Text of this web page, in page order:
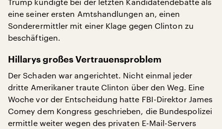
eine seiner ersten Amtshandlungen an, einen
Sonderermittler mit einer Klage gegen Clinton zu
beschäftigen.
Hillarys großes Vertrauensproblem
Der Schaden war angerichtet. Nicht einmal jeder
dritte Amerikaner traute Clinton über den Weg. Eine
Woche vor der Entscheidung hatte FBI-Direktor James
Comey dem Kongress geschrieben, die Bundespolizei
ermittle weiter wegen des privaten E-Mail-Servers